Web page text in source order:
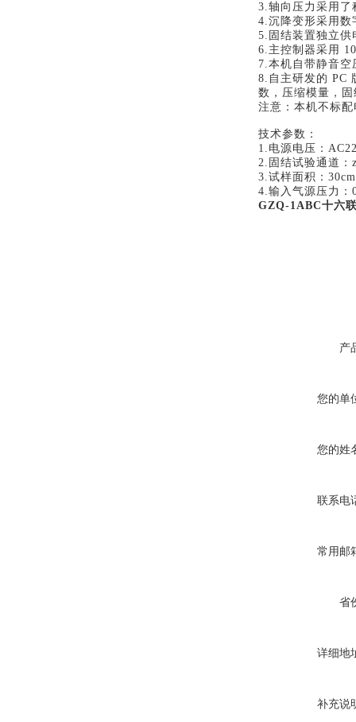
3.轴向压力采用
4.沉降变形采用
5.固结装置独立供
6.主控制器采用
7.本机自带静音空
8.自主研发的 PC
数，压缩模量，
注意：本机不标
技术参数：
1.电源电压：
2.固结试验通道
3.试样面积：
4.输入气源压力：
GZQ-1ABC十六
产
您的单
您的姓
联系电
常用邮
省
详细地
补充说